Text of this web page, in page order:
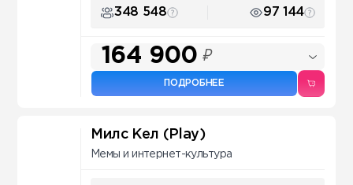
348 548 97 144
164 900 ₽
ПОДРОБНЕЕ
Милс Кел (Play)
Мемы и интернет-культура